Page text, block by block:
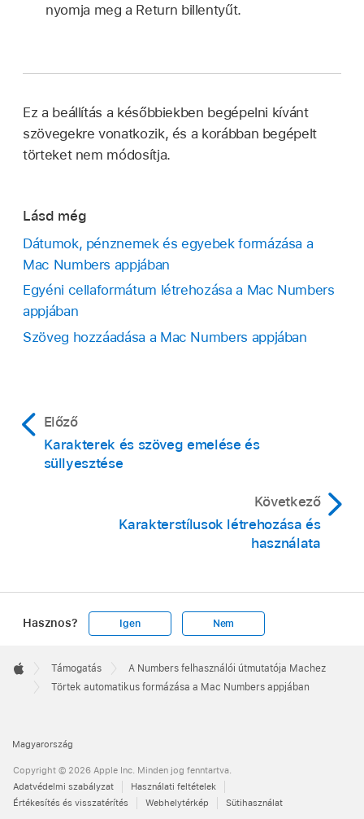
nyomja meg a Return billentyűt.
Ez a beállítás a későbbiekben begépelni kívánt
szövegekre vonatkozik, és a korábban begépelt
törteket nem módosítja.
Lásd még
Dátumok, pénznemek és egyebek formázása a
Mac Numbers appjában
Egyéni cellaformátum létrehozása a Mac Numbers
appjában
Szöveg hozzáadása a Mac Numbers appjában
Előző
Karakterek és szöveg emelése és
süllyesztése
Következő
Karakterstílusok létrehozása és
használata
Hasznos? Igen Nem
Footer

Apple
Támogatás
A Numbers felhasználói útmutatója Machez
Törtek automatikus formázása a Mac Numbers appjában
Magyarország
Copyright © 2026 Apple Inc. Minden jog fenntartva.
Adatvédelmi szabályzat
Használati feltételek
Értékesítés és visszatérítés
Webhelytérkép Sütihasználat